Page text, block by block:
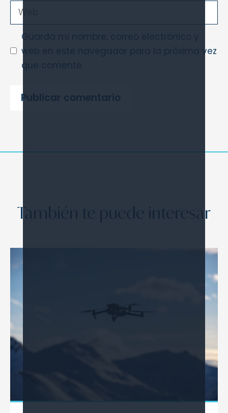
Web
Guarda mi nombre, correo electrónico y
web en este navegador para la próxima vez
que comente.
También te puede interesar